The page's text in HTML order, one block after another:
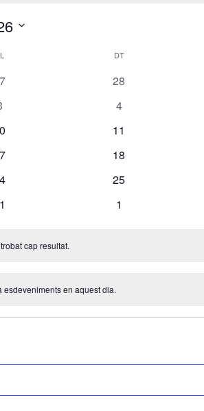
DTDIMARTS
0
28
0
4
0
11
0
18
0
25
0
1
cap resultat.
esdeveniments en aquest dia.